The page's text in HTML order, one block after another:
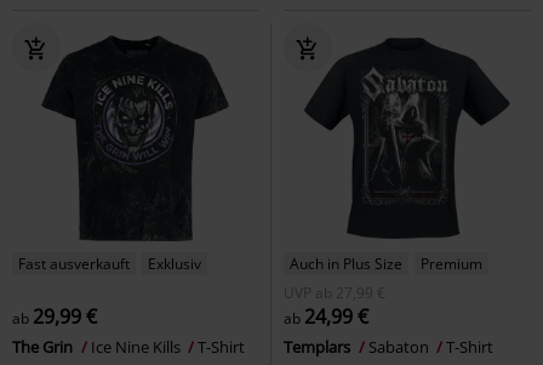
Fast ausverkauft Exklusiv
ab 29,99 €
The Grin Ice Nine Kills T-Shirt
Auch in Plus Size
Premium
UVP
ab 27,99 €
ab 24,99 €
Templars Sabaton T-Shirt